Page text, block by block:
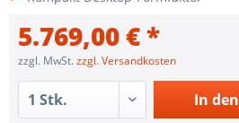
5.769,00 € *
zzgl. MwSt.zzgl. Versandkosten
In den